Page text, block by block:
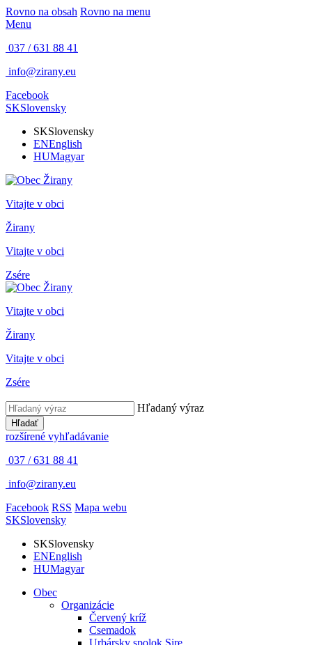
Rovno na obsah Rovno na menu
Menu
037 / 631 88 41
info@zirany.eu
Facebook
SKSlovensky
SKSlovensky
ENEnglish
HUMagyar
Vitajte v obci
Žirany
Vitajte v obci
Zsére
Vitajte v obci
Žirany
Vitajte v obci
Zsére
Hľadaný výraz
Hľadať
rozšírené vyhľadávanie
037 / 631 88 41
info@zirany.eu
Facebook RSS Mapa webu
SKSlovensky
SKSlovensky
ENEnglish
HUMagyar
Obec
Organizácie
Červený kríž
Csemadok
Urbársky spolok Sire